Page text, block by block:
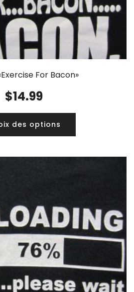
For Bacon»
$14.99
des options